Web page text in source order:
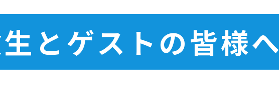
とゲストの皆様へ